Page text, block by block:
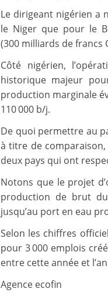
Le dirigeant nigérien a
le Niger que pour le
(300 milliards de francs
Côté nigérien,
historique majeur
production marginale
110 000 b/j.
De quoi permettre au
à titre de
deux pays qui ont
Notons que le projet
production de brut du
jusqu’au port en eau
Selon les chiffres
pour 3 000 emplois
entre cette année et
Agence ecofin